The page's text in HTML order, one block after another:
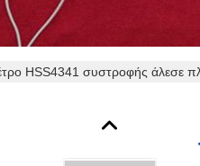
HSS4341 συστροφής άλεσε